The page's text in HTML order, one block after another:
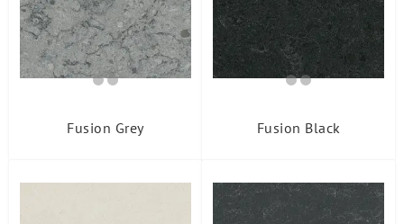
Fusion Grey Fusion Black